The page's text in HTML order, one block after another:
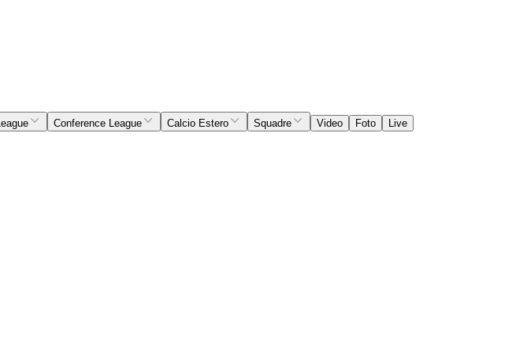
Conference League Calcio Estero Squadre Video Foto
Live